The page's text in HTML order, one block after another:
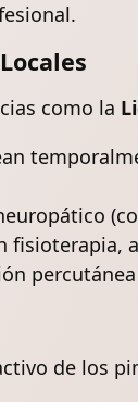
como la
fisioterapia,
percutánea
de los